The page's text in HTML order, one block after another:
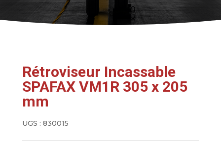
Rétroviseur Incassable
SPAFAX VM1R 305 x 205
mm
UGS : 830015